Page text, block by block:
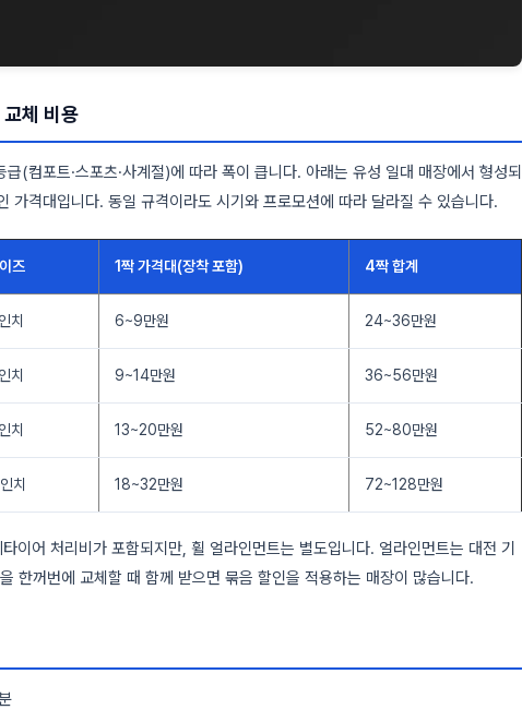
체 비용
(컴포트·스포츠·사계절)에 따라 폭이 큽니다. 아래는 유성 일대 매장에서 형성되
가격대입니다. 동일 규격이라도 시기와 프로모션에 따라 달라질 수 있습니다.
즈 1짝 가격대(장착 포함) 4짝 합계
치 6~9만원 24~36만원
치 9~14만원 36~56만원
치 13~20만원 52~80만원
치 18~32만원 72~128만원
이어 처리비가 포함되지만, 휠 얼라인먼트는 별도입니다. 얼라인먼트는 대전 기
한꺼번에 교체할 때 함께 받으면 묶음 할인을 적용하는 매장이 많습니다.